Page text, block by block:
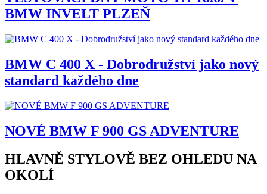
BMW INVELT PLZEŇ
BMW C 400 X - Dobrodružství jako nový
standard každého dne
NOVÉ BMW F 900 GS ADVENTURE
HLAVNĚ STYLOVĚ BEZ OHLEDU NA
OKOLÍ